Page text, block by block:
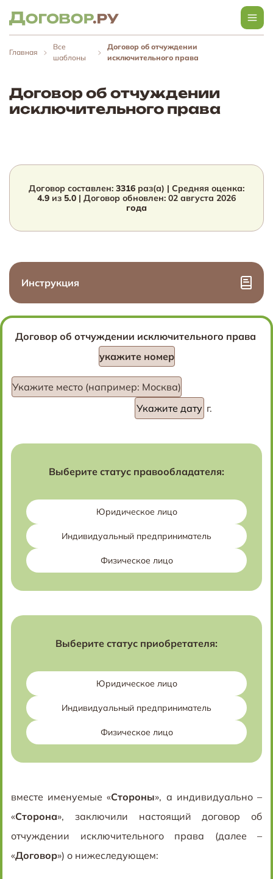
Главная
Все
шаблоны
Договор об отчуждении
исключительного права
Договор об отчуждении
исключительного права
Договор составлен: 3316 раз(а) | Средняя оценка:
4.9 из 5.0 | Договор обновлен: 02 августа 2026
года
Инструкция
Договор об отчуждении исключительного права
укажите номер
Укажите место (например: Москва)
г.
Выберите статус правообладателя:
Юридическое лицо
Индивидуальный предприниматель
Физическое лицо
Выберите статус приобретателя:
Юридическое лицо
Индивидуальный предприниматель
Физическое лицо
вместе именуемые «Стороны», а индивидуально –
«Сторона», заключили настоящий договор об
отчуждении исключительного права (далее –
«Договор») о нижеследующем: